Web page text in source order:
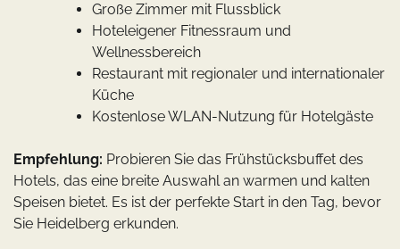
Große Zimmer mit Flussblick
Hoteleigener Fitnessraum und
Wellnessbereich
Restaurant mit regionaler und internationaler
Küche
Kostenlose WLAN-Nutzung für Hotelgäste
Empfehlung: Probieren Sie das Frühstücksbuffet des
Hotels, das eine breite Auswahl an warmen und kalten
Speisen bietet. Es ist der perfekte Start in den Tag, bevor
Sie Heidelberg erkunden.